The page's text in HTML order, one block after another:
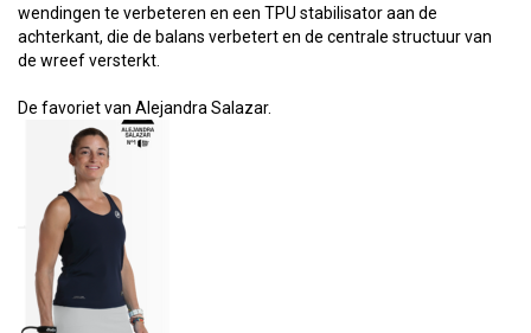
wendingen te verbeteren en een TPU stabilisator aan de
achterkant, die de balans verbetert en de centrale structuur van
de wreef versterkt.
De favoriet van Alejandra Salazar.